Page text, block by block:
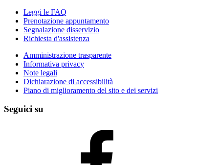
Leggi le FAQ
Prenotazione appuntamento
Segnalazione disservizio
Richiesta d'assistenza
Amministrazione trasparente
Informativa privacy
Note legali
Dichiarazione di accessibilità
Piano di miglioramento del sito e dei servizi
Seguici su